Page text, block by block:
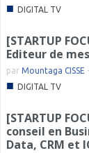
■ DIGITAL TV
[STARTUP
Editeur de
par Mountaga CISSE -
■ DIGITAL TV
[STARTUP
conseil en
Data, CRM et